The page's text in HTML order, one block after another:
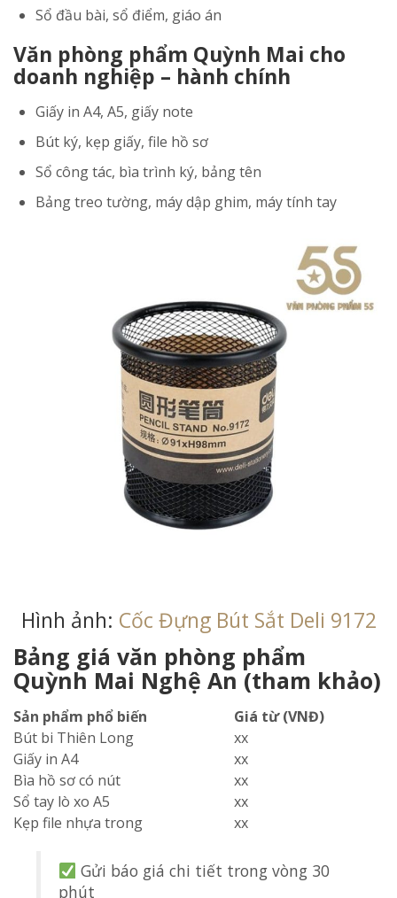
Sổ đầu bài, sổ điểm, giáo án
Văn phòng phẩm Quỳnh Mai cho
doanh nghiệp – hành chính
Giấy in A4, A5, giấy note
Bút ký, kẹp giấy, file hồ sơ
Sổ công tác, bìa trình ký, bảng tên
Bảng treo tường, máy dập ghim, máy tính tay
Hình ảnh: Cốc Đựng Bút Sắt Deli 9172
Bảng giá văn phòng phẩm
Quỳnh Mai Nghệ An (tham khảo)
Sản phẩm phổ biến
Giá từ (VNĐ)
Bút bi Thiên Long
xx
Giấy in A4
xx
Bìa hồ sơ có nút
xx
Sổ tay lò xo A5
xx
Kẹp file nhựa trong
xx
Gửi báo giá chi tiết trong vòng 30
phút